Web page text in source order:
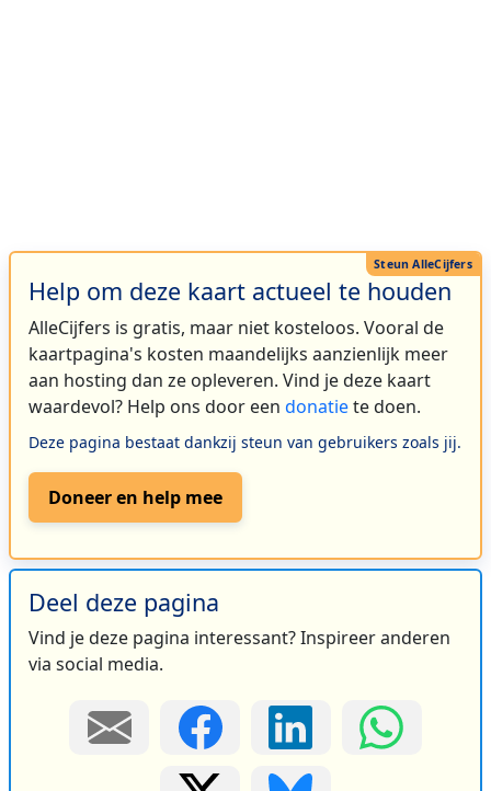
Help om deze kaart actueel te houden
AlleCijfers is gratis, maar niet kosteloos. Vooral de
kaartpagina's kosten maandelijks aanzienlijk meer
aan hosting dan ze opleveren. Vind je deze kaart
waardevol? Help ons door een donatiete doen.
Deze pagina bestaat dankzij steun van gebruikers zoals jij.
Doneer en help mee
Deel deze pagina
Vind je deze pagina interessant? Inspireer anderen
via social media.